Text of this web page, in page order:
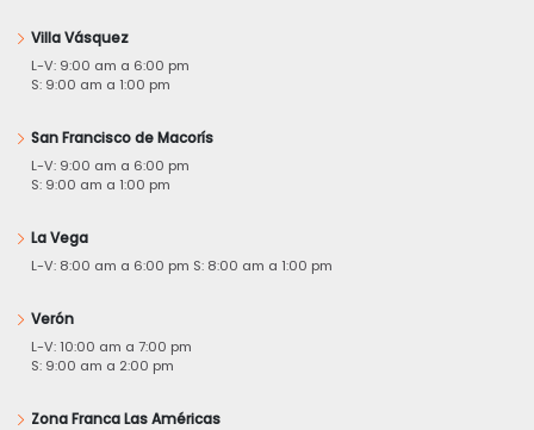
Villa Vásquez
L-V: 9:00 am a 6:00 pm
S: 9:00 am a 1:00 pm
San Francisco de Macorís
L-V: 9:00 am a 6:00 pm
S: 9:00 am a 1:00 pm
La Vega
L-V: 8:00 am a 6:00 pm S: 8:00 am a 1:00 pm
Verón
L-V: 10:00 am a 7:00 pm
S: 9:00 am a 2:00 pm
Zona Franca Las Américas